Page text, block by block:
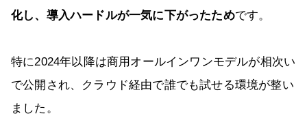
化し、導入ハードルが一気に下がったためです。
特に2024年以降は商用オールインワンモデルが相次い
で公開され、クラウド経由で誰でも試せる環境が整い
ました。